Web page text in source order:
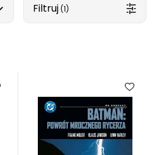
Filtruj (1)